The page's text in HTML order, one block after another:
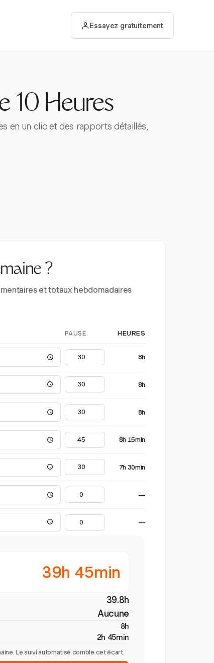
Essayez gratuitement
10 Heures
en un clic et des rapports détaillés,
?
et totaux hebdomadaires
PAUSE HEURES
8h
8h
8h
8h 15min
7h 30min
—
—
39h 45min
39.8h
Aucune
8h
2h 45min
Le suivi automatisé comble cet écart.